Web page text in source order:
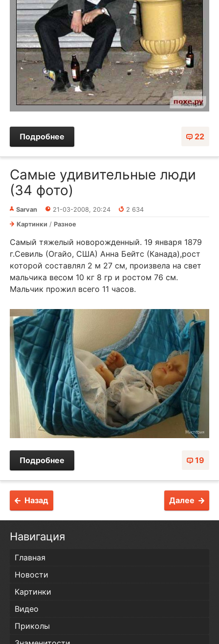
22
Подробнее
Самые удивительные люди
(34 фото)
Sarvan 21-03-2008, 20:24
2 634
Картинки / Разное
Самый тяжелый новорожденный. 19 января 1879
г.Севиль (Огайо, США) Анна Бейтс (Канада),рост
которой составлял 2 м 27 см, произвела на свет
мальчика весом 10 кг 8 гр и ростом 76 см.
Мальчик прожил всего 11 часов.
19
Подробнее
Назад Далее
Навигация
Главная
Новости
Картинки
Видео
Приколы